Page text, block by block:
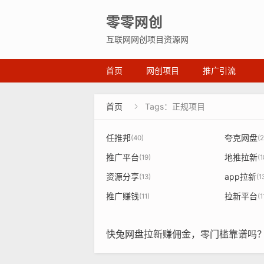
零零网创
互联网网创项目资源网
首页 网创项目 推广引流
首页  Tags：正规项目
任推邦(40) 夸克网盘
推广平台(19) 地推拉新
资源分享(13) app拉新
推广赚钱(11) 拉新平台
快兔网盘拉新赚佣金，零门槛靠谱吗